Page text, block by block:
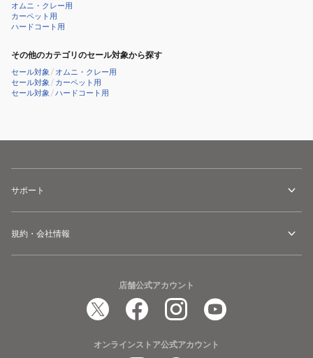
オムニ・クレー用
カーペット用
ハードコート用
その他のカテゴリのセール対象から探す
セール対象 / オムニ・クレー用
セール対象 / カーペット用
セール対象 /ハードコート用
サポート
規約・会社情報
店舗公式アカウント
オンラインストア公式アカウント